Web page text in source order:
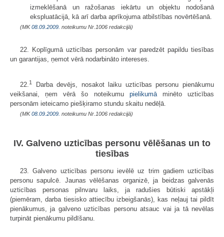
izmeklēšanā un ražošanas iekārtu un objektu nodošanā
ekspluatācijā, kā arī darba aprīkojuma atbilstības novērtēšanā.
(MK08.09.2009. noteikumu Nr.1006 redakcijā)
22. Koplīgumā uzticības personām var paredzēt papildu tiesības
un garantijas, ņemot vērā nodarbināto intereses.
22.1
Darba devējs, nosakot laiku uzticības personu pienākumu
veikšanai, ņem vērā šo noteikumu pielikumāminēto uzticības
personām ieteicamo piešķiramo stundu skaitu nedēļā.
(MK08.09.2009. noteikumu Nr.1006 redakcijā)
IV. Galveno uzticības personu vēlēšanas un to
tiesības
23. Galveno uzticības personu ievēlē uz trim gadiem uzticības
personu sapulcē. Jaunas vēlēšanas organizē, ja beidzas galvenās
uzticības personas pilnvaru laiks, ja radušies būtiski apstākļi
(piemēram, darba tiesisko attiecību izbeigšanās), kas neļauj tai pildīt
pienākumus, ja galveno uzticības personu atsauc vai ja tā nevēlas
turpināt pienākumu pildīšanu.